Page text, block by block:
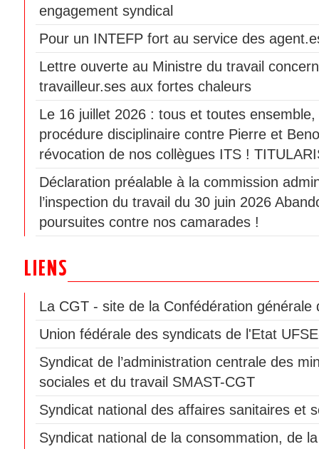
engagement syndical
Pour un INTEFP fort au service des
Lettre ouverte au Ministre du travail
travailleur.ses aux fortes chaleurs
Le 16 juillet 2026 : tous et toutes
procédure disciplinaire contre Pierre et
révocation de nos collègues ITS !
Déclaration préalable à la commission
l’inspection du travail du 30 juin 2026
poursuites contre nos camarades !
LIENS
La CGT - site de la Confédération générale
Union fédérale des syndicats de l'Etat
Syndicat de l’administration centrale des
sociales et du travail SMAST-CGT
Syndicat national des affaires sanitaires et
Syndicat national de la consommation, de